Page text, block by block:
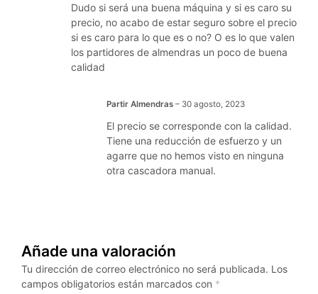
5de 5
Dudo si será una buena máquina y si es caro su
precio, no acabo de estar seguro sobre el precio
si es caro para lo que es o no? O es lo que valen
los partidores de almendras un poco de buena
calidad
Partir Almendras – 30 agosto, 2023
El precio se corresponde con la calidad.
Tiene una reducción de esfuerzo y un
agarre que no hemos visto en ninguna
otra cascadora manual.
Añade una valoración
Tu dirección de correo electrónico no será publicada. Los
campos obligatorios están marcados con *